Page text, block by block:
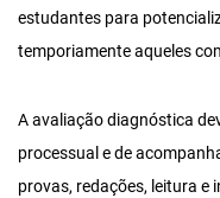
estudantes para
temporiamente aqueles
A avaliação diagnóstica
processual e de
provas, redações, leitura e